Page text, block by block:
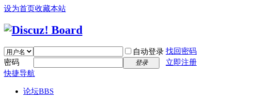
设为首页收藏本站
自动登录 找回密码
密码
登录
立即注册
快捷导航
论坛BBS